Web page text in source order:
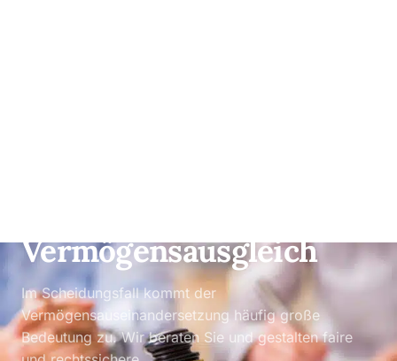
Vermögensausgleich
Im Scheidungsfall kommt der
Vermögensauseinandersetzung häufig große
Bedeutung zu. Wir beraten Sie und gestalten faire